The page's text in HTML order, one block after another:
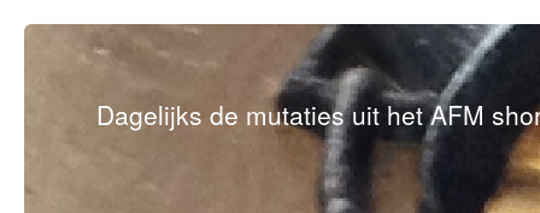
Dagelijks de mutaties uit het AFM